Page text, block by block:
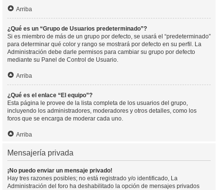
Arriba
¿Qué es un “Grupo de Usuarios predeterminado”?
Si es miembro de más de un grupo por defecto, se usará el “predeterminado”
para determinar qué color y rango se mostrará por defecto en su perfil. La
Administración debe darle permisos para cambiar su grupo por defecto
mediante su Panel de Control de Usuario.
Arriba
¿Qué es el enlace “El equipo”?
Esta página le provee de la lista completa de los usuarios del grupo,
incluyendo los administradores, moderadores y otros detalles, como los
foros que se encarga de moderar cada uno.
Arriba
Mensajería privada
¡No puedo enviar un mensaje privado!
Hay tres razones posibles; no está registrado y/o identificado, La
Administración del foro ha deshabilitado la opción de mensajes privados